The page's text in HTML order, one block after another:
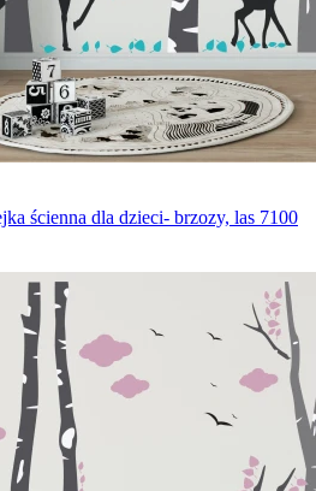
ścienna dla dzieci- brzozy, las 7100